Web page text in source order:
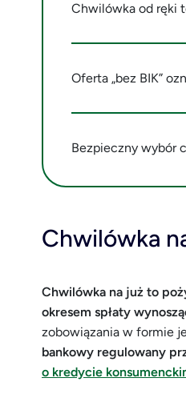
Chwilówka od ręki
Oferta „bez BIK”
Bezpieczny wybór
Chwilówka
Chwilówka na już to
okresem spłaty
zobowiązania w formie
bankowy regulowany
o kredycie